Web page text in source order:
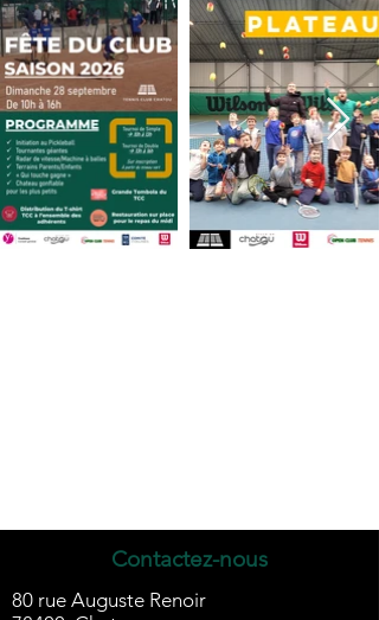
Contactez-nous
80 rue Auguste Renoir